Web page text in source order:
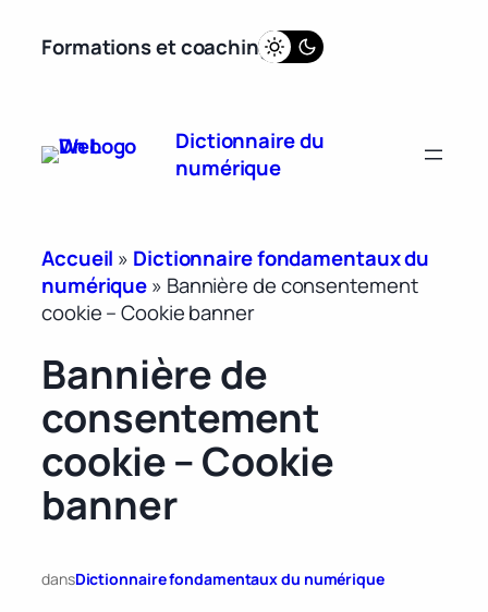
Formations et coaching
Dictionnaire du
numérique
Accueil » Dictionnaire fondamentaux du
numérique» Bannière de consentement
cookie – Cookie banner
Bannière de
consentement
cookie – Cookie
banner
dansDictionnaire fondamentaux du numérique